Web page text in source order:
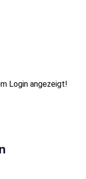
Login angezeigt!